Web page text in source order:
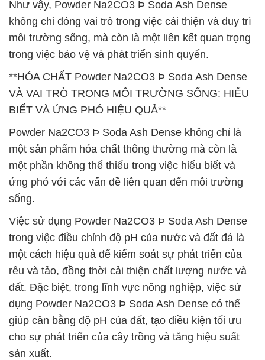
Như vậy, Powder Na2CO3 Þ Soda Ash Dense
không chỉ đóng vai trò trong việc cải thiện và duy trì
môi trường sống, mà còn là một liên kết quan trọng
trong việc bảo vệ và phát triển sinh quyển.
**HÓA CHẤT Powder Na2CO3 Þ Soda Ash Dense
VÀ VAI TRÒ TRONG MÔI TRƯỜNG SỐNG: HIỂU
BIẾT VÀ ỨNG PHÓ HIỆU QUẢ**
Powder Na2CO3 Þ Soda Ash Dense không chỉ là
một sản phẩm hóa chất thông thường mà còn là
một phần không thể thiếu trong việc hiểu biết và
ứng phó với các vấn đề liên quan đến môi trường
sống.
Việc sử dụng Powder Na2CO3 Þ Soda Ash Dense
trong việc điều chỉnh độ pH của nước và đất đá là
một cách hiệu quả để kiểm soát sự phát triển của
rêu và tảo, đồng thời cải thiện chất lượng nước và
đất. Đặc biệt, trong lĩnh vực nông nghiệp, việc sử
dụng Powder Na2CO3 Þ Soda Ash Dense có thể
giúp cân bằng độ pH của đất, tạo điều kiện tối ưu
cho sự phát triển của cây trồng và tăng hiệu suất
sản xuất.